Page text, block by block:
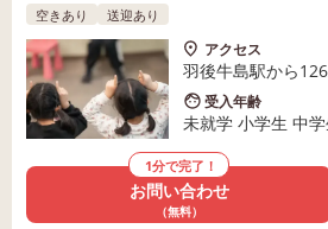
空きあり 送迎あり
アクセス
羽後牛島駅から
受入年齢
未就学 小学生 中
1分で完了！
お問い合わせ
（無料）